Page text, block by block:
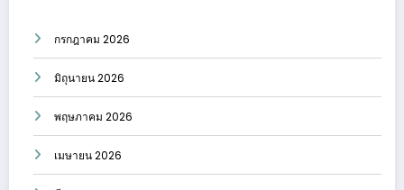
กรกฎาคม 2026
มิถุนายน 2026
พฤษภาคม 2026
เมษายน 2026